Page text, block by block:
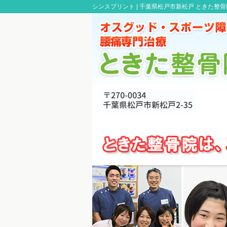
シンスプリント | 千葉県松戸市新松戸 ときた整